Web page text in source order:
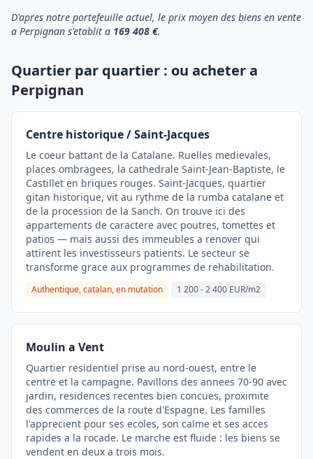
D'apres notre portefeuille actuel, le prix moyen des biens en vente
a Perpignan s'etablit a 169 408 €.
Quartier par quartier : ou acheter a
Perpignan
Centre historique / Saint-Jacques
Le coeur battant de la Catalane. Ruelles medievales,
places ombragees, la cathedrale Saint-Jean-Baptiste, le
Castillet en briques rouges. Saint-Jacques, quartier
gitan historique, vit au rythme de la rumba catalane et
de la procession de la Sanch. On trouve ici des
appartements de caractere avec poutres, tomettes et
patios — mais aussi des immeubles a renover qui
attirent les investisseurs patients. Le secteur se
transforme grace aux programmes de rehabilitation.
Authentique, catalan, en mutation 1 200 - 2 400 EUR/m2
Moulin a Vent
Quartier residentiel prise au nord-ouest, entre le
centre et la campagne. Pavillons des annees 70-90 avec
jardin, residences recentes bien concues, proximite
des commerces de la route d'Espagne. Les familles
l'apprecient pour ses ecoles, son calme et ses acces
rapides a la rocade. Le marche est fluide : les biens se
vendent en deux a trois mois.